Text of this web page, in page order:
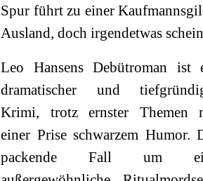
Spur führt zu einer
Ausland, doch irgendetwas
Leo Hansens Debütroman ist
dramatischer und
Krimi, trotz ernster Themen
einer Prise schwarzem Humor.
packende Fall um